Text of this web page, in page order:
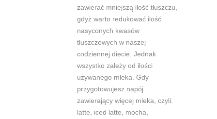
zawierać mniejszą ilość tłuszczu,
gdyż warto redukować ilość
nasyconych kwasów
tłuszczowych w naszej
codziennej diecie. Jednak
wszystko zależy od ilości
używanego mleka. Gdy
przygotowujesz napój
zawierający więcej mleka, czyli:
latte, iced latte, mocha,